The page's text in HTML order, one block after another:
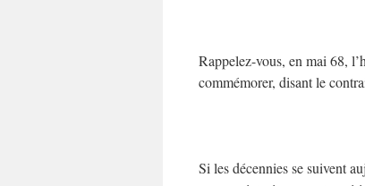
Rappelez-vous, en mai 68,
commémorer, disant le
Si les décennies se suivent